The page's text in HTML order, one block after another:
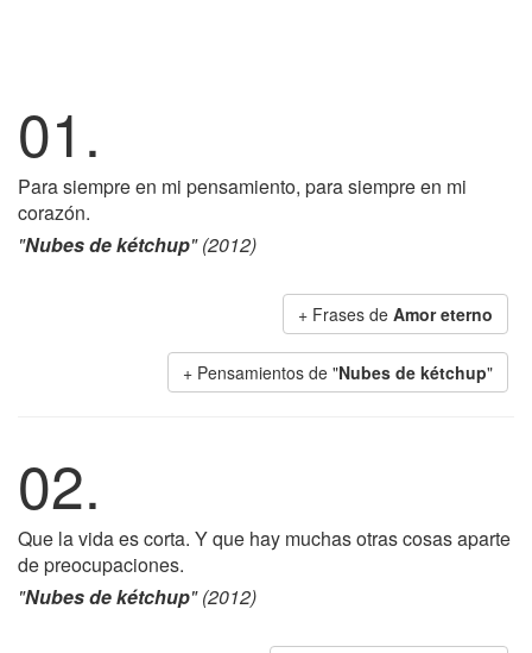
01.
Para siempre en mi pensamiento, para siempre en mi
corazón.
"Nubes de kétchup" (2012)
+ Frases de Amor eterno
+ Pensamientos de "Nubes de kétchup"
02.
Que la vida es corta. Y que hay muchas otras cosas aparte
de preocupaciones.
"Nubes de kétchup" (2012)